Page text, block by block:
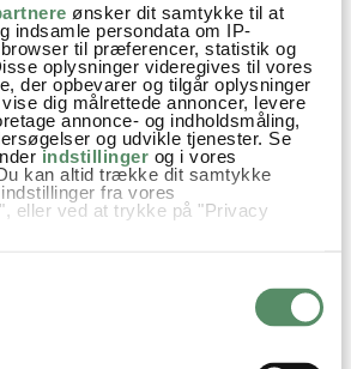
ønsker dit samtykke til at
indsamle persondata om IP-
til præferencer, statistik og
oplysninger videregives til vores
der opbevarer og tilgår oplysninger
dig målrettede annoncer, levere
annonce- og indholdsmåling,
og udvikle tjenester. Se
indstillinger og i vores
kan altid trække dit samtykke
fra vores
eller ved at trykke på "Privacy
oplysninger om din placering,
inden for få meter
enhed baseret på en scanning af
OPSKRIFTEN?
eller lyst til at sende en sød
til mig i kommentarfeltet herunder.
på dit spørgsmål i kommentarfeltet,
og besvaret - eller du kan kigge på
svar på mange 'ofte stillede